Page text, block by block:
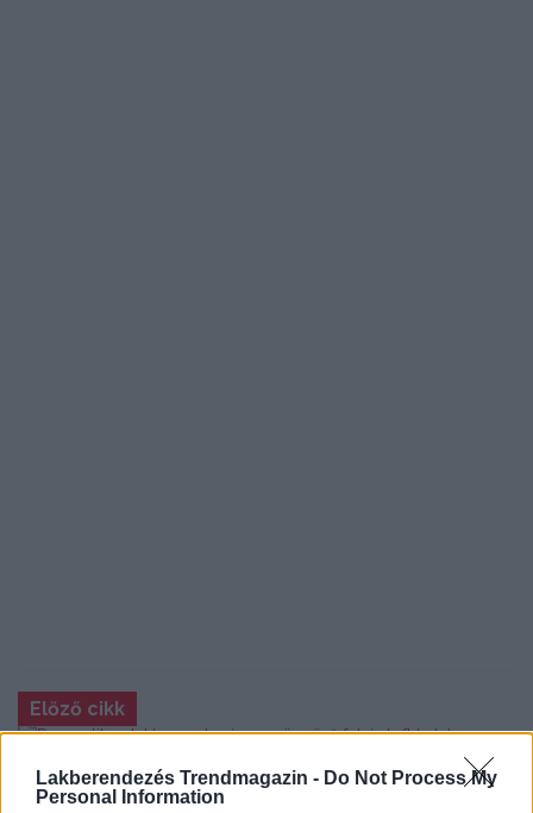
Lakberendezés Trendmagazin - Do Not Process My
Personal Information
Előző cikk
Romantikus lakberendezés – gyönyörű fehér loft